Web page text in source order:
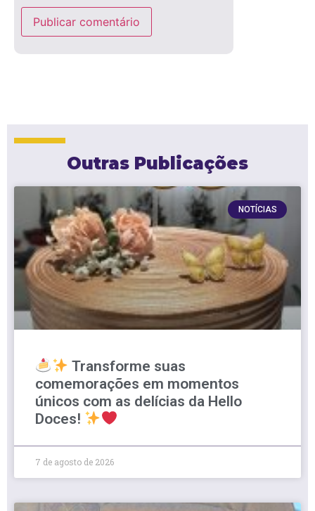
Outras Publicações
NOTÍCIAS
Transforme suas
comemorações em momentos
únicos com as delícias da Hello
Doces!
7 de agosto de 2026